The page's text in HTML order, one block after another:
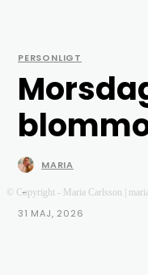
PERSONLIGT
MARIA
-
31 MAJ, 2026
© Copyright - Maria Carlsson |